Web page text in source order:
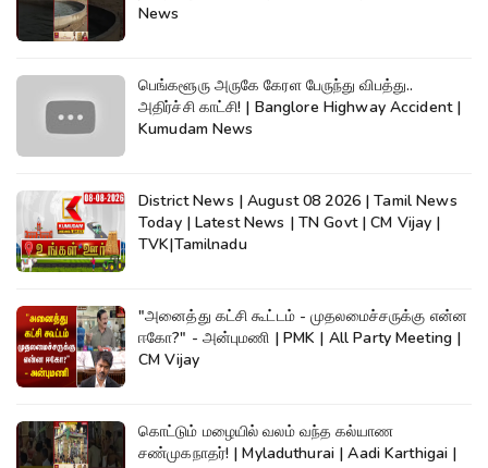
News
பெங்களூரு அருகே கேரள பேருந்து விபத்து..
அதிர்ச்சி காட்சி! | Banglore Highway Accident |
Kumudam News
District News | August 08 2026 | Tamil News
Today | Latest News | TN Govt | CM Vijay |
TVK|Tamilnadu
"அனைத்து கட்சி கூட்டம் - முதலமைச்சருக்கு என்ன
ஈகோ?" - அன்புமணி | PMK | All Party Meeting |
CM Vijay
கொட்டும் மழையில் வலம் வந்த கல்யாண
சண்முகநாதர்! | Myladuthurai | Aadi Karthigai |